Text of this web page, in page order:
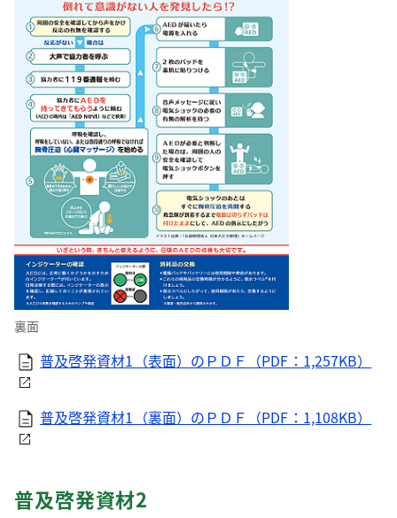
裏面
普及啓発資材1（表面）のＰＤＦ（PDF：1,257KB）
普及啓発資材1（裏面）のＰＤＦ（PDF：1,108KB）
普及啓発資材2